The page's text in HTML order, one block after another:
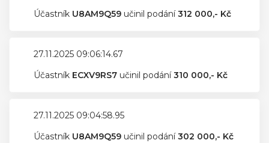
Účastník U8AM9Q59 učinil podání312 000,- Kč
27.11.2025 09:06:14.67
Účastník ECXV9RS7 učinil podání310 000,- Kč
27.11.2025 09:04:58.95
Účastník U8AM9Q59 učinil podání302 000,- Kč